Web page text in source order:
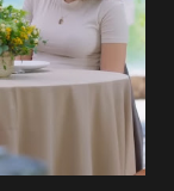
alegre, é
e
amiga. Pode ser
fazer algo.
por eng...